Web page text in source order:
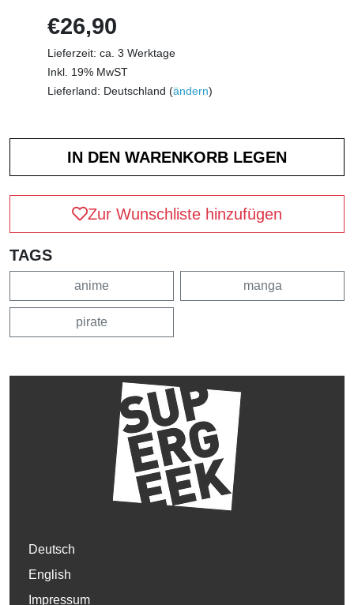
€26,90
Lieferzeit: ca. 3 Werktage
Inkl. 19% MwST
Lieferland: Deutschland (ändern)
Zur Wunschliste hinzufügen
TAGS
anime manga
pirate
Deutsch
English
Impressum